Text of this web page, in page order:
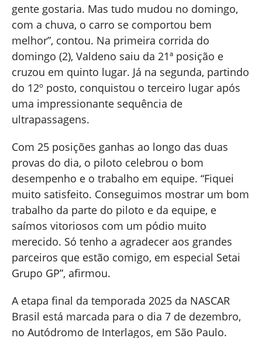
gente gostaria. Mas tudo mudou no domingo,
com a chuva, o carro se comportou bem
melhor”, contou. Na primeira corrida do
domingo (2), Valdeno saiu da 21ª posição e
cruzou em quinto lugar. Já na segunda, partindo
do 12º posto, conquistou o terceiro lugar após
uma impressionante sequência de
ultrapassagens.
Com 25 posições ganhas ao longo das duas
provas do dia, o piloto celebrou o bom
desempenho e o trabalho em equipe. “Fiquei
muito satisfeito. Conseguimos mostrar um bom
trabalho da parte do piloto e da equipe, e
saímos vitoriosos com um pódio muito
merecido. Só tenho a agradecer aos grandes
parceiros que estão comigo, em especial Setai
Grupo GP”, afirmou.
A etapa final da temporada 2025 da NASCAR
Brasil está marcada para o dia 7 de dezembro,
no Autódromo de Interlagos, em São Paulo.